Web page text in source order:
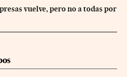
vuelve, pero no a todas por